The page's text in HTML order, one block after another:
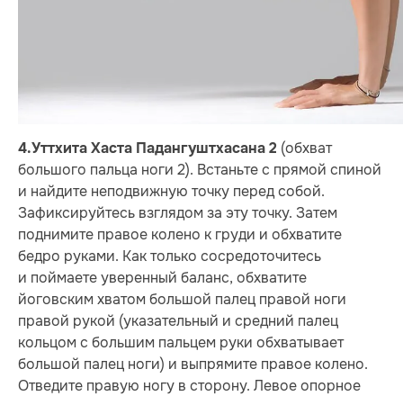
4.Уттхита Хаста Падангуштхасана 2 (обхват
большого пальца ноги 2). Встаньте с прямой спиной
и найдите неподвижную точку перед собой.
Зафиксируйтесь взглядом за эту точку. Затем
поднимите правое колено к груди и обхватите
бедро руками. Как только сосредоточитесь
и поймаете уверенный баланс, обхватите
йоговским хватом большой палец правой ноги
правой рукой (указательный и средний палец
кольцом с большим пальцем руки обхватывает
большой палец ноги) и выпрямите правое колено.
Отведите правую ногу в сторону. Левое опорное